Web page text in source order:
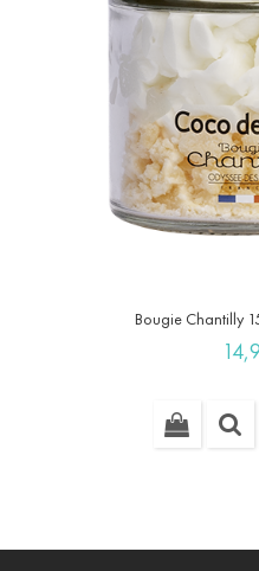
Bougie Chantilly
Prix